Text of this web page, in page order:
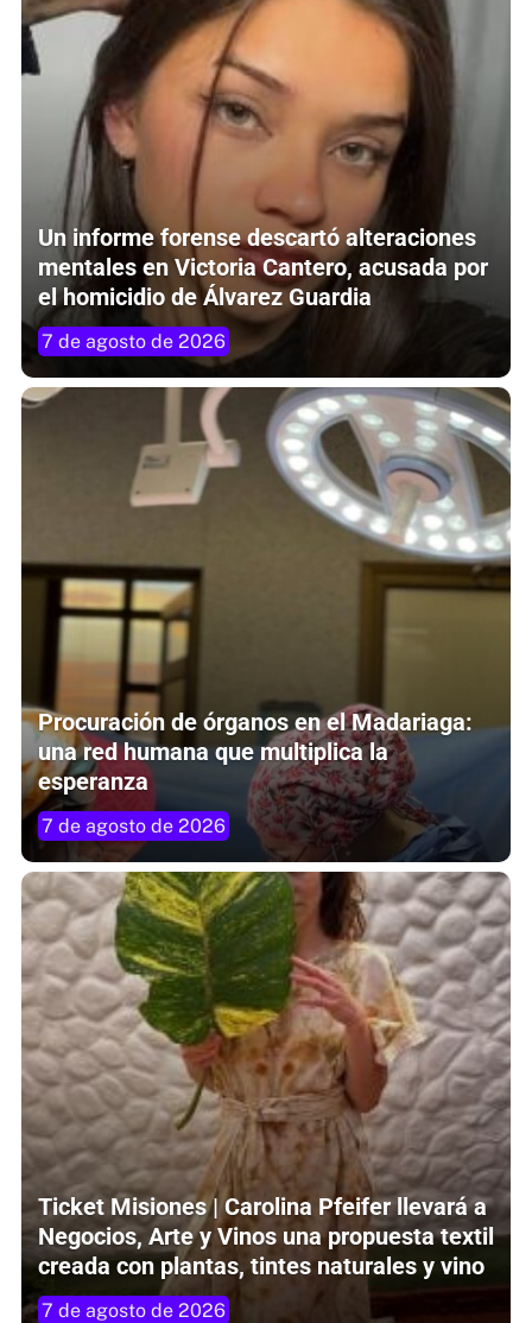
Un informe forense descartó alteraciones
mentales en Victoria Cantero, acusada por
el homicidio de Álvarez Guardia
7 de agosto de 2026
Procuración de órganos en el Madariaga:
una red humana que multiplica la
esperanza
7 de agosto de 2026
Ticket Misiones | Carolina Pfeifer llevará a
Negocios, Arte y Vinos una propuesta textil
creada con plantas, tintes naturales y vino
7 de agosto de 2026